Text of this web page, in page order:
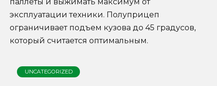
эксплуатации техники. Полуприцеп
ограничивает подъем кузова до 45 градусов,
который считается оптимальным.
UNCATEGORIZED